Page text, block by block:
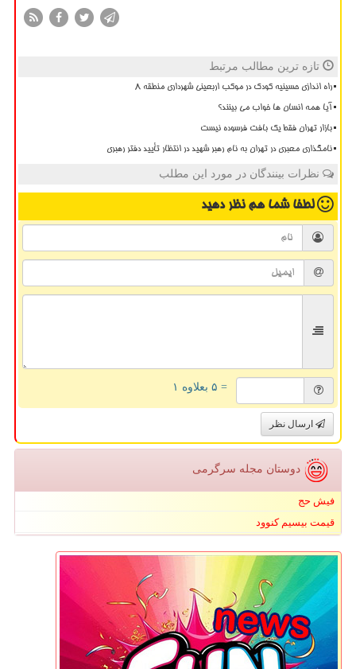
تازه ترین مطالب مرتبط
راه اندازی حسینیه کودک در موکب اربعینی شهرداری منطقه ۸
آیا همه انسان ها خواب می بینند؟
بازار تهران فقط یک بافت فرسوده نیست
نامگذاری معبری در تهران به نام رهبر شهید در انتظار تأیید دفتر رهبری
نظرات بینندگان در مورد این مطلب
لطفا شما همنظر دهید
= ۵ بعلاوه ۱
ارسال نظر
دوستان مجله سرگرمی
فیش حج
قیمت بیسیم کنوود